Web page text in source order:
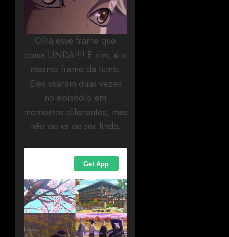
Olha esse frame que
coisa LINDA!!!! E sim, é o
mesmo frame da tumb.
Eles usaram duas vezes
no episódio em
momentos diferentes, mas
não deixa de ser lindo.